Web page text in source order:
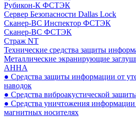
Рубикон-К ФСТЭК
Сервер Безопасности Dallas Lock
Сканер-ВС Инспектор ФСТЭК
Сканер-ВС ФСТЭК
Страж NT
Технические средства защиты
Металлические экранирующие
АННА
● Средства защиты информации от
наводок
● Средства виброакустической
● Средства уничтожения
магнитных носителях